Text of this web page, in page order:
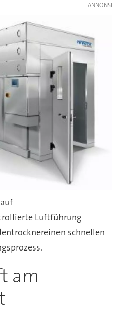
Luftführung
schnellen
am